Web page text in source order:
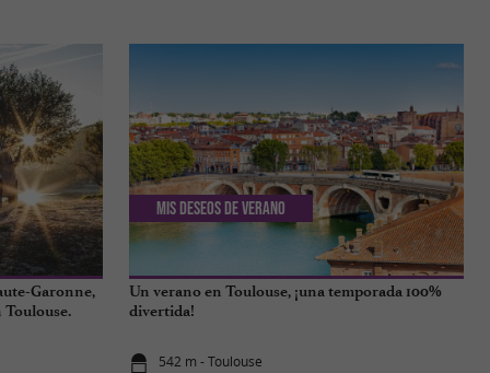
Garonne,
Toulouse.
Un verano en Toulouse, ¡una temporada 100%
divertida!
542 m - Toulouse
Mis deseos de verano